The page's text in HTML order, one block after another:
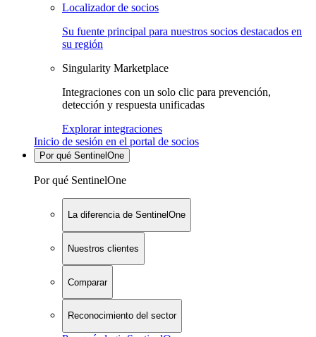
Localizador de socios
Su fuente principal para nuestros socios destacados en
su región
Singularity Marketplace
Integraciones con un solo clic para prevención,
detección y respuesta unificadas
Explorar integraciones
Inicio de sesión en el portal de socios
Por qué SentinelOne
Por qué SentinelOne
La diferencia de SentinelOne
Nuestros clientes
Comparar
Reconocimiento del sector